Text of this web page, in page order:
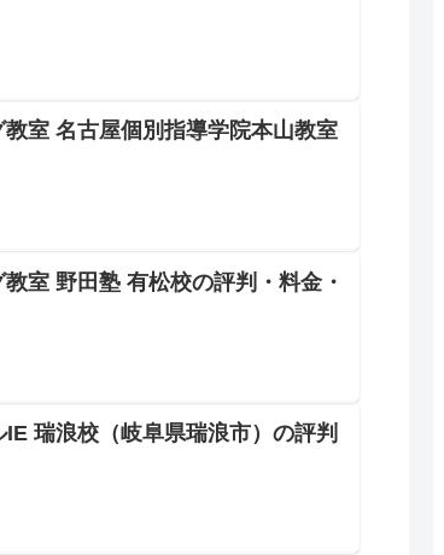
室 名古屋個別指導学院本山教室
室 野田塾 有松校の評判・料金・
瑞浪校（岐阜県瑞浪市）の評判